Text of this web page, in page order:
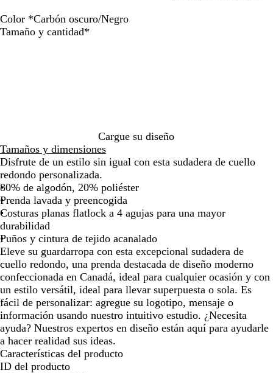
Color *Carbón oscuro/Negro
C
u
r
o
/
N
e
g
r
o
G
/
C
a
r
b
ó
n
Tamaño y cantidad*
Cargue su diseño
Tamaños y dimensiones
Disfrute de un estilo sin igual con esta sudadera de cuello
redondo personalizada.
80% de algodón, 20% poliéster
Prenda lavada y preencogida
Costuras planas flatlock a 4 agujas para una mayor
durabilidad
Puños y cintura de tejido acanalado
Eleve su guardarropa con esta excepcional sudadera de
cuello redondo, una prenda destacada de diseño moderno
confeccionada en Canadá, ideal para cualquier ocasión y con
un estilo versátil, ideal para llevar superpuesta o sola. Es
fácil de personalizar: agregue su logotipo, mensaje o
información usando nuestro intuitivo estudio. ¿Necesita
ayuda? Nuestros expertos en diseño están aquí para ayudarle
a hacer realidad sus ideas.
Características del producto
ID del producto